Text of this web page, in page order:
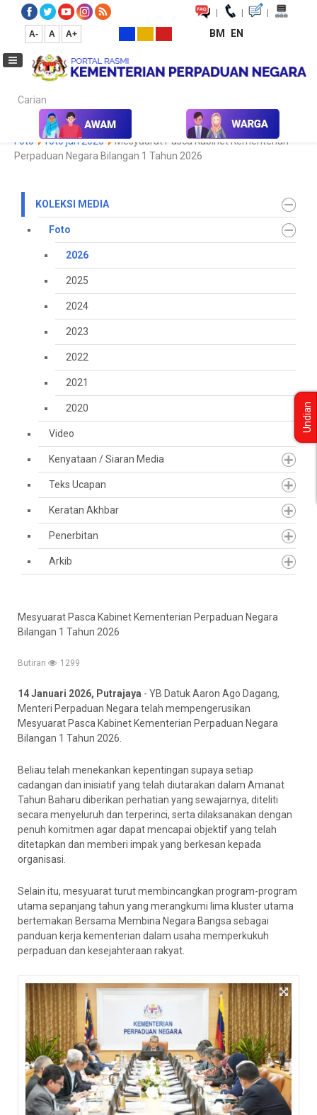
| | |
A- A A+ BM EN
Carian...
Laman Utama Media Koleksi Media Foto 2026
Galeri
Foto
foto jan 2026
Mesyuarat Pasca Kabinet Kementerian
Perpaduan Negara Bilangan 1 Tahun 2026
KOLEKSI MEDIA
Foto
2026
2025
2024
2023
2022
2021
2020
Video
Kenyataan / Siaran Media
Teks Ucapan
Keratan Akhbar
Penerbitan
Arkib
Mesyuarat Pasca Kabinet Kementerian Perpaduan Negara
Bilangan 1 Tahun 2026
Butiran 1299
14 Januari 2026, Putrajaya - YB Datuk Aaron Ago Dagang,
Menteri Perpaduan Negara telah mempengerusikan
Mesyuarat Pasca Kabinet Kementerian Perpaduan Negara
Bilangan 1 Tahun 2026.
Beliau telah menekankan kepentingan supaya setiap
cadangan dan inisiatif yang telah diutarakan dalam Amanat
Tahun Baharu diberikan perhatian yang sewajarnya, diteliti
secara menyeluruh dan terperinci, serta dilaksanakan dengan
penuh komitmen agar dapat mencapai objektif yang telah
ditetapkan dan memberi impak yang berkesan kepada
organisasi.
Selain itu, mesyuarat turut membincangkan program-program
utama sepanjang tahun yang merangkumi lima kluster utama
bertemakan Bersama Membina Negara Bangsa sebagai
panduan kerja kementerian dalam usaha memperkukuh
perpaduan dan kesejahteraan rakyat.
Undian